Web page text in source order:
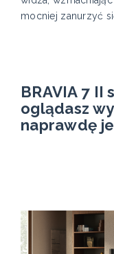
mocniej zanurzyć
BRAVIA 7 II
oglądasz
naprawdę